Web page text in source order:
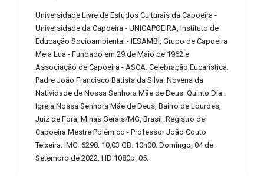
Universidade Livre de Estudos Culturais da Capoeira -
Universidade da Capoeira - UNICAPOEIRA, Instituto de
Educação Socioambiental - IESAMBI, Grupo de Capoeira
Meia Lua - Fundado em 29 de Maio de 1962 e
Associação de Capoeira - ASCA. Celebração Eucarística.
Padre João Francisco Batista da Silva. Novena da
Natividade de Nossa Senhora Mãe de Deus. Quinto Dia.
Igreja Nossa Senhora Mãe de Deus, Bairro de Lourdes,
Juiz de Fora, Minas Gerais/MG, Brasil. Registro de
Capoeira Mestre Polêmico - Professor João Couto
Teixeira. IMG_6298. 10,03 GB. 10h00. Domingo, 04 de
Setembro de 2022. HD 1080p. 05.